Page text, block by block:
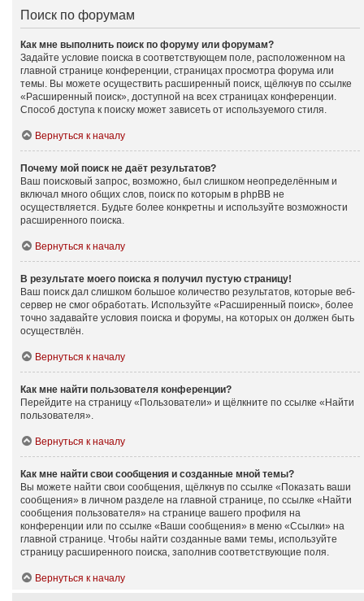
Поиск по форумам
Как мне выполнить поиск по форуму или форумам?
Задайте условие поиска в соответствующем поле, расположенном на
главной странице конференции, страницах просмотра форума или
темы. Вы можете осуществить расширенный поиск, щёлкнув по ссылке
«Расширенный поиск», доступной на всех страницах конференции.
Способ доступа к поиску может зависеть от используемого стиля.
Вернуться к началу
Почему мой поиск не даёт результатов?
Ваш поисковый запрос, возможно, был слишком неопределённым и
включал много общих слов, поиск по которым в phpBB не
осуществляется. Будьте более конкретны и используйте возможности
расширенного поиска.
Вернуться к началу
В результате моего поиска я получил пустую страницу!
Ваш поиск дал слишком большое количество результатов, которые веб-
сервер не смог обработать. Используйте «Расширенный поиск», более
точно задавайте условия поиска и форумы, на которых он должен быть
осуществлён.
Вернуться к началу
Как мне найти пользователя конференции?
Перейдите на страницу «Пользователи» и щёлкните по ссылке «Найти
пользователя».
Вернуться к началу
Как мне найти свои сообщения и созданные мной темы?
Вы можете найти свои сообщения, щёлкнув по ссылке «Показать ваши
сообщения» в личном разделе на главной странице, по ссылке «Найти
сообщения пользователя» на странице вашего профиля на
конференции или по ссылке «Ваши сообщения» в меню «Ссылки» на
главной странице. Чтобы найти созданные вами темы, используйте
страницу расширенного поиска, заполнив соответствующие поля.
Вернуться к началу